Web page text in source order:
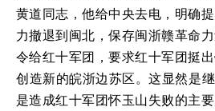
黄道同志，他给中央去电，明确
力撤退到闽北，保存闽浙赣革命
令给红十军团，要求红十军团挺
创造新的皖浙边苏区。这显然是
是造成红十军团怀玉山失败的主